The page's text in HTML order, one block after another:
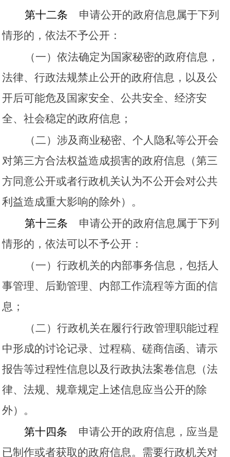
第十二条
申请公开的政府信息属于下列
情形的，依法不予公开：
（一）依法确定为国家秘密的政府信息，
法律、行政法规禁止公开的政府信息，以及公
开后可能危及国家安全、公共安全、经济安
全、社会稳定的政府信息；
（二）涉及商业秘密、个人隐私等公开会
对第三方合法权益造成损害的政府信息（第三
方同意公开或者行政机关认为不公开会对公共
利益造成重大影响的除外）。
第十三条
申请公开的政府信息属于下列
情形的，依法可以不予公开：
（一）行政机关的内部事务信息，包括人
事管理、后勤管理、内部工作流程等方面的信
息；
（二）行政机关在履行行政管理职能过程
中形成的讨论记录、过程稿、磋商信函、请示
报告等过程性信息以及行政执法案卷信息（法
律、法规、规章规定上述信息应当公开的除
外）。
第十四条
申请公开的政府信息，应当是
已制作或者获取的政府信息。需要行政机关对